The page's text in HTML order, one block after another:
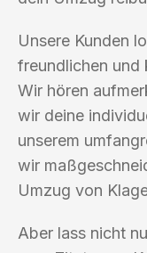
Unsere Kunden
freundlichen und
Wir hören
wir deine
unserem
wir
Umzug von
Aber lass nicht